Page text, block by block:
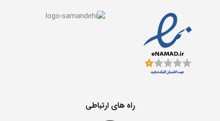
راه های ارتباطی